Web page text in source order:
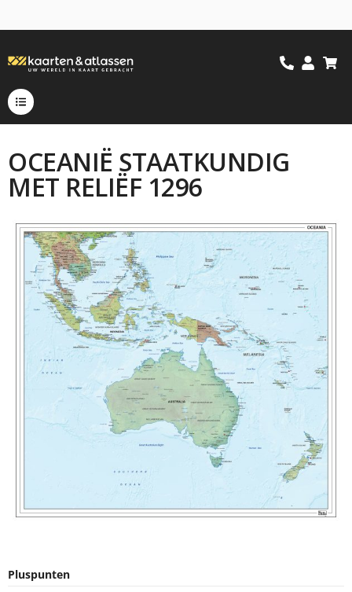
OCEANIË STAATKUNDIG
MET RELIËF 1296
Pluspunten